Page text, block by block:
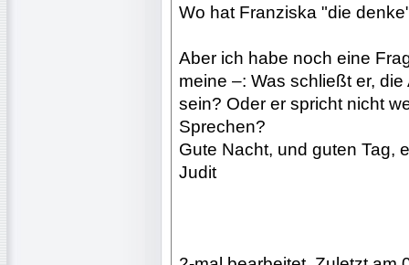
Wo hat Franziska "die
Aber ich habe noch eine
meine –: Was schließt er,
sein? Oder er spricht nicht
Sprechen?
Gute Nacht, und guten Tag,
Judit